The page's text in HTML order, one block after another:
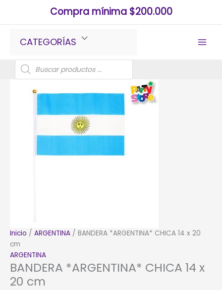
contenido
Compra mínima $200.000
CATEGORÍAS
Búsqueda
de
productos
Inicio / ARGENTINA / BANDERA *ARGENTINA* CHICA 14 x 20
cm
ARGENTINA
BANDERA *ARGENTINA* CHICA 14 x
20 cm